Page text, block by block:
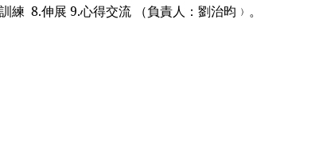
練 8.伸展 9.心得交流 （負責人：劉治昀 ﹚ 。